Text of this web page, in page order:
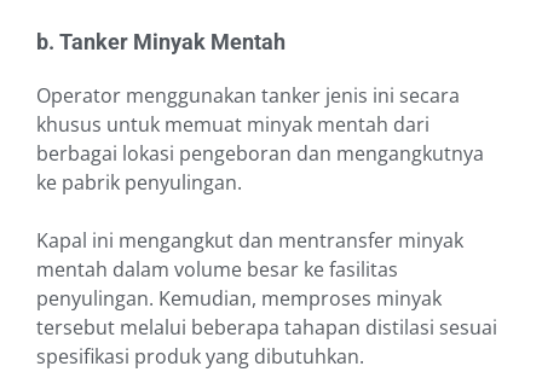
b. Tanker Minyak Mentah
Operator menggunakan tanker jenis ini secara
khusus untuk memuat minyak mentah dari
berbagai lokasi pengeboran dan mengangkutnya
ke pabrik penyulingan.
Kapal ini mengangkut dan mentransfer minyak
mentah dalam volume besar ke fasilitas
penyulingan. Kemudian, memproses minyak
tersebut melalui beberapa tahapan distilasi sesuai
spesifikasi produk yang dibutuhkan.